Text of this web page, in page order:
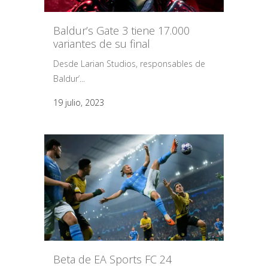
Baldur’s Gate 3 tiene 17.000
variantes de su final
Desde Larian Studios, responsables de
Baldur’...
19 julio, 2023
Beta de EA Sports FC 24